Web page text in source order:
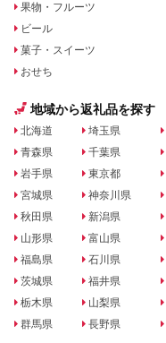
果物・フルーツ
ビール
菓子・スイーツ
おせち
地域から返礼品を探す
北海道
青森県
岩手県
宮城県
秋田県
山形県
福島県
茨城県
栃木県
群馬県
埼玉県
千葉県
東京都
神奈川県
新潟県
富山県
石川県
福井県
山梨県
長野県